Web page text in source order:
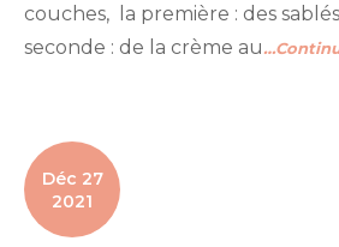
couches, la première : des
seconde : de la crème au
Déc 27
2021